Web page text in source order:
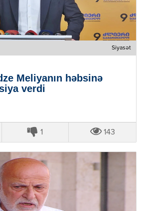
Siyasət
Meliyanın həbsinə
verdi
1 143